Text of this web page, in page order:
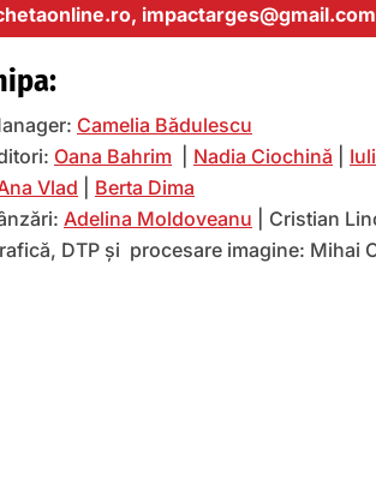
impactarges@gmail.com
Camelia Bădulescu
Oana Bahrim Nadia Ciochină
Vlad
Berta Dima
Adelina Moldoveanu | Cristian
DTP și procesare imagine: Mihai